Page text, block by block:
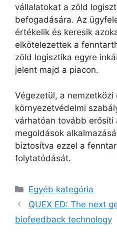
vállalatokat a zöld
befogadására. Az
értékelik és keresik
elkötelezettek a
zöld logisztika egyre
jelent majd a piacon.
Végezetül, a
környezetvédelmi
várhatóan tovább erősíti
megoldások
biztosítva ezzel a
folytatódását.
Kategória
Egyéb kategória
QUEX ED: The next
biofeedback technology